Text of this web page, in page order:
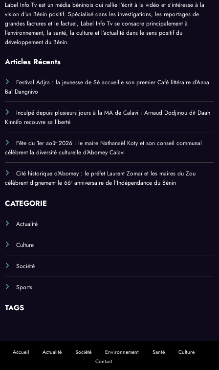
Label Info Tv est un média béninois qui rallie l’écrit à la vidéo et s’intéresse à la
vision d’un Bénin positif. Spécialisé dans les investigations, les reportages de
grandes factures et le factuel, Label Info Tv se consacre principalement à
l’environnement, la santé, la culture et l’actualité dans le sens positif du
développement du Bénin.
Articles Récents
Festival Adjra : la jeunesse de Sè accueille son premier Café littéraire d’Anna
Baï Dangnivo
Inculpé depuis plusieurs jours à la MA de Calavi : Arnaud Dodjinou dit Daah
Kinnifo recouvre sa liberté
Fête du 1er août 2026 : le maire Nathanaël Koty et son conseil communal
célèbrent la diversité culturelle d’Abomey Calavi
Cité historique d’Abomey : le préfet Laurent Zomaï et les maires du Zou
célèbrent dignement le 66ᵉ anniversaire de l’Indépendance du Bénin
CATEGORIE
Actualité
Culture
Société
Sports
TAGS
Accueil Actualité Société Environnement Santé
Culture
Contact